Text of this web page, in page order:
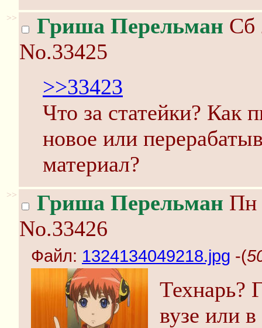
>> Гриша Перельман Сб
No.33425
>>33423
Что за статейки? Как
новое или
материал?
>> Гриша Перельман Пн
No.33426
Файл: 1324134049218.jpg -(
Технарь?
вузе или